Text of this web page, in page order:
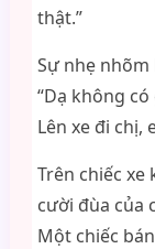
thật.”
Sự nhẹ
“Dạ không
Lên xe đi chị,
Trên chiếc
cười đùa của
Một chiếc